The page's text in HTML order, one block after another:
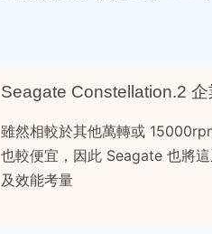
Seagate Constellation.2 企
雖然相較於其他萬轉或
也較便宜，因此 Seagate 也將
及效能考量